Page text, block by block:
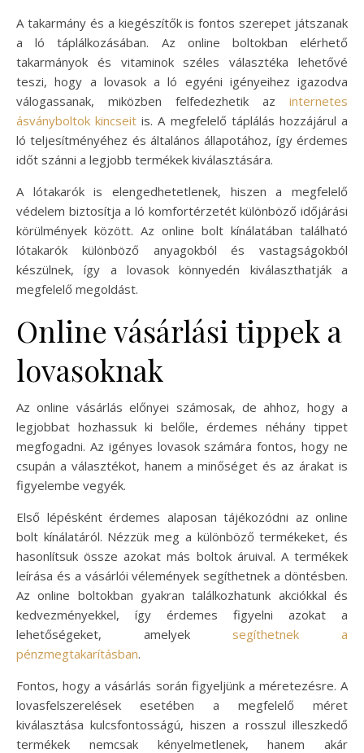
A takarmány és a kiegészítők is fontos szerepet játszanak
a ló táplálkozásában. Az online boltokban elérhető
takarmányok és vitaminok széles választéka lehetővé
teszi, hogy a lovasok a ló egyéni igényeihez igazodva
válogassanak, miközben felfedezhetik az internetes
ásványboltok kincseit is. A megfelelő táplálás hozzájárul a
ló teljesítményéhez és általános állapotához, így érdemes
időt szánni a legjobb termékek kiválasztására.
A lótakarók is elengedhetetlenek, hiszen a megfelelő
védelem biztosítja a ló komfortérzetét különböző időjárási
körülmények között. Az online bolt kínálatában található
lótakarók különböző anyagokból és vastagságokból
készülnek, így a lovasok könnyedén kiválaszthatják a
megfelelő megoldást.
Online vásárlási tippek a
lovasoknak
Az online vásárlás előnyei számosak, de ahhoz, hogy a
legjobbat hozhassuk ki belőle, érdemes néhány tippet
megfogadni. Az igényes lovasok számára fontos, hogy ne
csupán a választékot, hanem a minőséget és az árakat is
figyelembe vegyék.
Első lépésként érdemes alaposan tájékozódni az online
bolt kínálatáról. Nézzük meg a különböző termékeket, és
hasonlítsuk össze azokat más boltok áruival. A termékek
leírása és a vásárlói vélemények segíthetnek a döntésben.
Az online boltokban gyakran találkozhatunk akciókkal és
kedvezményekkel, így érdemes figyelni azokat a
lehetőségeket, amelyek segíthetnek a
pénzmegtakarításban.
Fontos, hogy a vásárlás során figyeljünk a méretezésre. A
lovasfelszerelések esetében a megfelelő méret
kiválasztása kulcsfontosságú, hiszen a rosszul illeszkedő
termékek nemcsak kényelmetlenek, hanem akár